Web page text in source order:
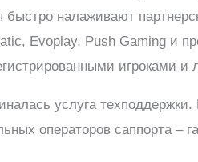
налаживают
Evoplay, Push Gaming и
игроками
услуга
операторов саппорта –